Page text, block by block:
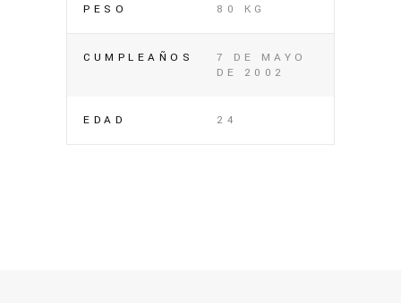
PESO 80 KG
CUMPLEAÑOS
7 DE MAYO
DE 2002
EDAD 24